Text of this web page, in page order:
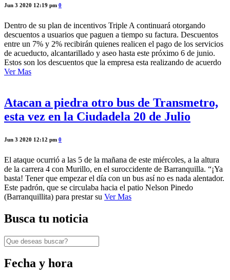
Jun 3 2020 12:19 pm 0
Dentro de su plan de incentivos Triple A continuará otorgando
descuentos a usuarios que paguen a tiempo su factura. Descuentos
entre un 7% y 2% recibirán quienes realicen el pago de los servicios
de acueducto, alcantarillado y aseo hasta este próximo 6 de junio.
Estos son los descuentos que la empresa esta realizando de acuerdo
Ver Mas
Atacan a piedra otro bus de Transmetro,
esta vez en la Ciudadela 20 de Julio
Jun 3 2020 12:12 pm 0
El ataque ocurrió a las 5 de la mañana de este miércoles, a la altura
de la carrera 4 con Murillo, en el suroccidente de Barranquilla. “¡Ya
basta! Tener que empezar el día con un bus así no es nada alentador.
Este padrón, que se circulaba hacia el patio Nelson Pinedo
(Barranquillita) para prestar su Ver Mas
Busca tu noticia
Fecha y hora